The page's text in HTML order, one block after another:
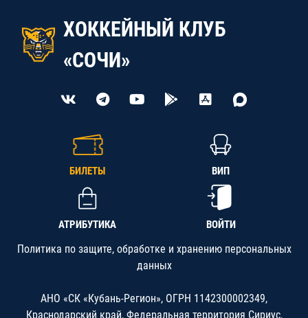
ХОККЕЙНЫЙ КЛУБ
«СОЧИ»
БИЛЕТЫ ВИП
АТРИБУТИКА ВОЙТИ
Политика по защите, обработке и хранению персональных
данных
АНО «СК «Кубань-Регион», ОГРН 1142300002349,
Краснодарский край, Федеральная территория Сириус,